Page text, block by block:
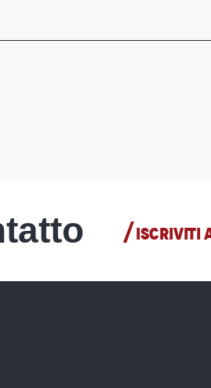
ISCRIVITI